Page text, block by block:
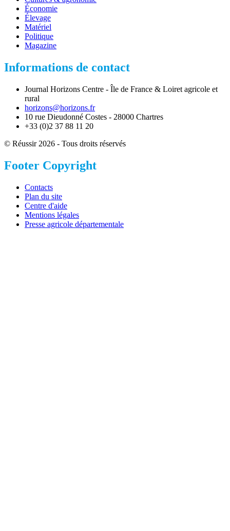
Économie
Élevage
Matériel
Politique
Magazine
Informations de contact
Journal Horizons Centre - Île de France & Loiret agricole et
rural
horizons@horizons.fr
10 rue Dieudonné Costes - 28000 Chartres
+33 (0)2 37 88 11 20
© Réussir 2026 - Tous droits réservés
Footer Copyright
Contacts
Plan du site
Centre d'aide
Mentions légales
Presse agricole départementale